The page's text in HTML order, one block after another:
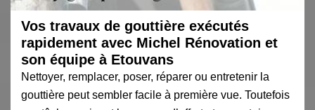
Vos travaux de gouttière exécutés
rapidement avec Michel Rénovation et
son équipe à Etouvans
Nettoyer, remplacer, poser, réparer ou entretenir la
gouttière peut sembler facile à première vue. Toutefois